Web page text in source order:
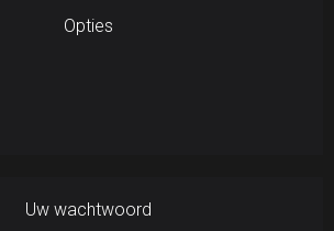
Opties
Uw wachtwoord